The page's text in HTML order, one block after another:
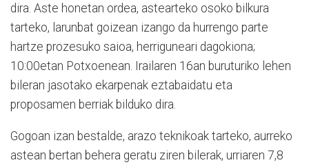
dira. Aste honetan ordea, astearteko osoko bilkura
tarteko, larunbat goizean izango da hurrengo parte
hartze prozesuko saioa, herriguneari dagokiona;
10:00etan Potxoenean. Irailaren 16an buruturiko lehen
bileran jasotako ekarpenak eztabaidatu eta
proposamen berriak bilduko dira.
Gogoan izan bestalde, arazo teknikoak tarteko, aurreko
astean bertan behera geratu ziren bilerak, urriaren 7,8